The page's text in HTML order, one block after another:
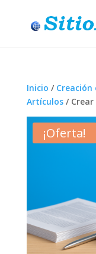
Inicio / Creación
Artículos/ Crear
¡Oferta!